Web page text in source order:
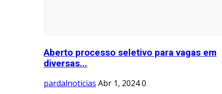
Aberto processo seletivo para vagas em
diversas...
pardalnoticias Abr 1, 20240